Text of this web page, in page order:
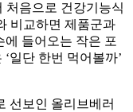
처음으로 건강기능식
비교하면 제품군과
들어오는 작은 포
일단 한번 먹어볼까’
선보인 올리브베러